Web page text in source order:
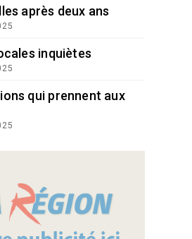
après deux ans
inquiètes
qui prennent aux